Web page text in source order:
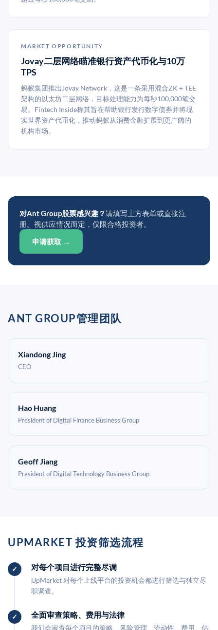
MARKET OPPORTUNITY
Jovay二层网络瞄准银行资产代币化与10万
TPS
蚂蚁集团推出Jovay Network，这是一条采用混合ZK + TEE
架构的以太坊二层网络，目标处理能力为每秒100,000笔交
易。Fintech Inside称其旨在帮助银行发行数字债券并将现
实世界资产代币化，推动蚂蚁从消费金融扩展到更广阔的
机构市场。
对Ant Group股票感兴趣？请填写上方表单或直接注
册。视供应情况而定，仅限合格投资者。
申请获取 →
ANT GROUP管理团队
Xiandong Jing
CEO
Hao Huang
President of Digital Finance Business Group
Geoff Jiang
President of Digital Technology Business Group
UPMARKET 投资筛选流程
对每个项目进行完整尽调
UpMarket 对每个上线平台的投资机会都进行筛选与独立尽
职调查。
全面审查策略、费用与法律
我们会审查每个项目的策略、风险管理、流动性、费用、估